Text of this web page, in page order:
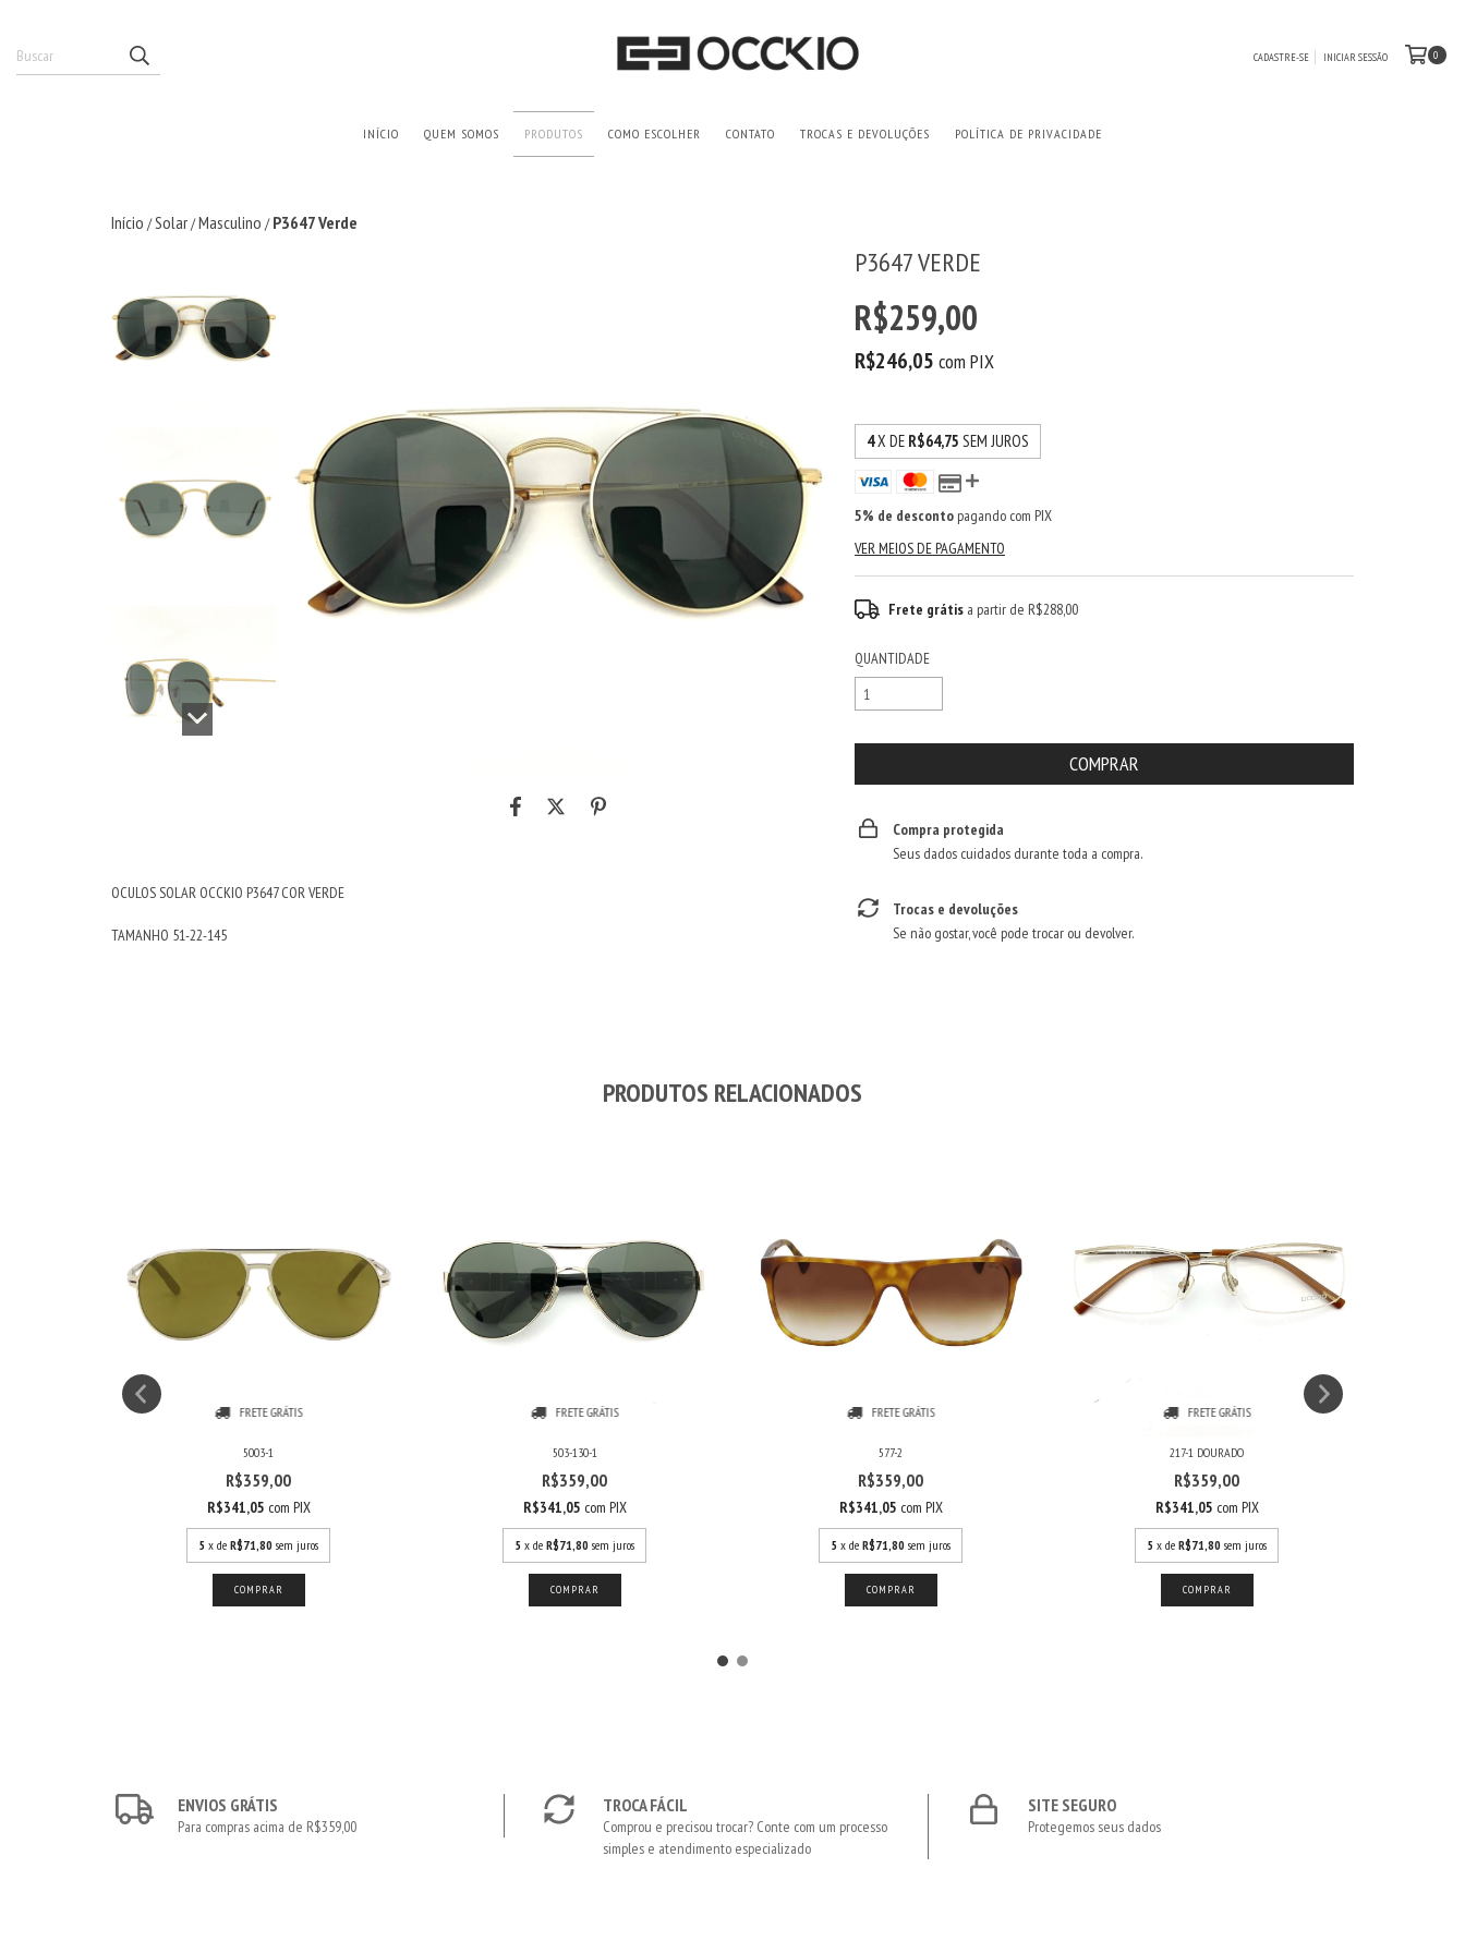
CADASTRE-SE INICIAR SESSÃO 0
INÍCIO QUEM SOMOS PRODUTOS COMO ESCOLHER CONTATO TROCAS E DEVOLUÇÕES POLÍTICA DE PRIVACIDADE
Início /Solar/Masculino / P3647 Verde
OCULOS SOLAR OCCKIO P3647 COR VERDE
TAMANHO 51-22-145
P3647 VERDE
R$259,00
R$246,05com PIX
4X DE R$64,75 SEM JUROS
5% de desconto pagando com PIX
VER MEIOS DE PAGAMENTO
Frete grátis a partir de R$288,00
QUANTIDADE
Compra protegida
Seus dados cuidados durante toda a compra.
Trocas e devoluções
Se não gostar, você pode trocar ou devolver.
PRODUTOS RELACIONADOS
FRETE GRÁTIS
5003-1
R$359,00
R$341,05 com PIX
5 x de R$71,80 sem juros
FRETE GRÁTIS
503-130-1
R$359,00
R$341,05 com PIX
5 x de R$71,80 sem juros
FRETE GRÁTIS
577-2
R$359,00
R$341,05 com PIX
5 x de R$71,80 sem juros
FRETE GRÁTIS
217-1 DOURADO
R$359,00
R$341,05 com PIX
5 x de R$71,80 sem juros
ENVIOS GRÁTIS
Para compras acima de R$359,00
TROCA FÁCIL
Comprou e precisou trocar? Conte com um processo
simples e atendimento especializado
SITE SEGURO
Protegemos seus dados